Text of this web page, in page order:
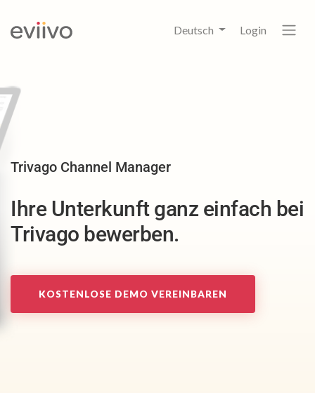
Deutsch Login
Trivago Channel Manager
Ihre Unterkunft ganz einfach bei
Trivago bewerben.
KOSTENLOSE DEMO VEREINBAREN